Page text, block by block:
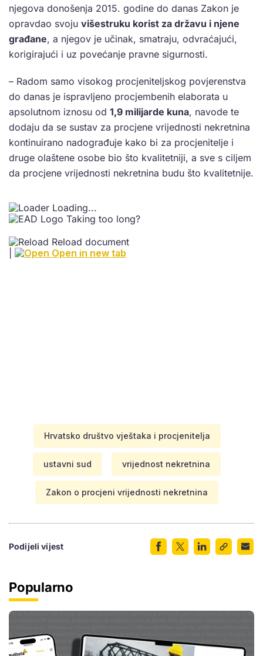
njegova donošenja 2015. godine do danas Zakon je
opravdao svoju višestruku korist za državu i njene
građane, a njegov je učinak, smatraju, odvraćajući,
korigirajući i uz povećanje pravne sigurnosti.
– Radom samo visokog procjeniteljskog povjerenstva
do danas je ispravljeno procjembenih elaborata u
apsolutnom iznosu od 1,9 milijarde kuna, navode te
dodaju da se sustav za procjene vrijednosti nekretnina
kontinuirano nadograđuje kako bi za procjenitelje i
druge olaštene osobe bio što kvalitetniji, a sve s ciljem
da procjene vrijednosti nekretnina budu što kvalitetnije.
Loading...
Taking too long?
Reload document
Open in new tab
Hrvatsko društvo vještaka i procjenitelja
ustavni sud vrijednost nekretnina
Zakon o procjeni vrijednosti nekretnina
Podijeli vijest
Popularno